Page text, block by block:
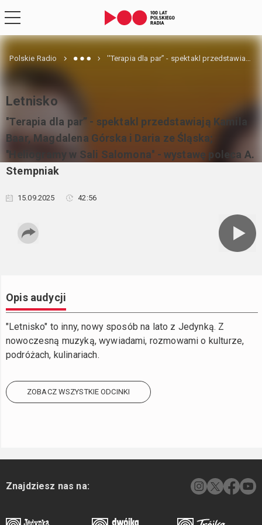
Polskie Radio ''Terapia dla par” - spektakl przedstawiają Kamila Baar, Magdalena Górska i Daria ze Śląska; ''Heliogramy w Sali Salomona'' - wystawę poleca A. Stempniak
Letnisko
''Terapia dla par” - spektakl przedstawiają Kamila
Baar, Magdalena Górska i Daria ze Śląska;
''Heliogramy w Sali Salomona'' - wystawę poleca A.
Stempniak
15.09.2025 42:56
Opis audycji
"Letnisko" to inny, nowy sposób na lato z Jedynką. Z
nowoczesną muzyką, wywiadami, rozmowami o kulturze,
podróżach, kulinariach.
ZOBACZ WSZYSTKIE ODCINKI
Znajdziesz nas na: